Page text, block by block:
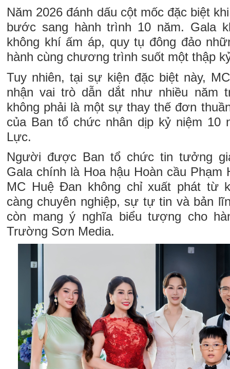
Năm 2026 đánh dấu cột mốc đặc biệt
bước sang hành trình 10 năm. Gala
không khí ấm áp, quy tụ đông đảo
hành cùng chương trình suốt một thập
Tuy nhiên, tại sự kiện đặc biệt này,
nhận vai trò dẫn dắt như nhiều năm
không phải là một sự thay thế đơn
của Ban tổ chức nhân dịp kỷ niệm 10
Lực.
Người được Ban tổ chức tin tưởng
Gala chính là Hoa hậu Hoàn cầu
MC Huệ Đan không chỉ xuất phát từ
càng chuyên nghiệp, sự tự tin và bản
còn mang ý nghĩa biểu tượng cho
Trường Sơn Media.